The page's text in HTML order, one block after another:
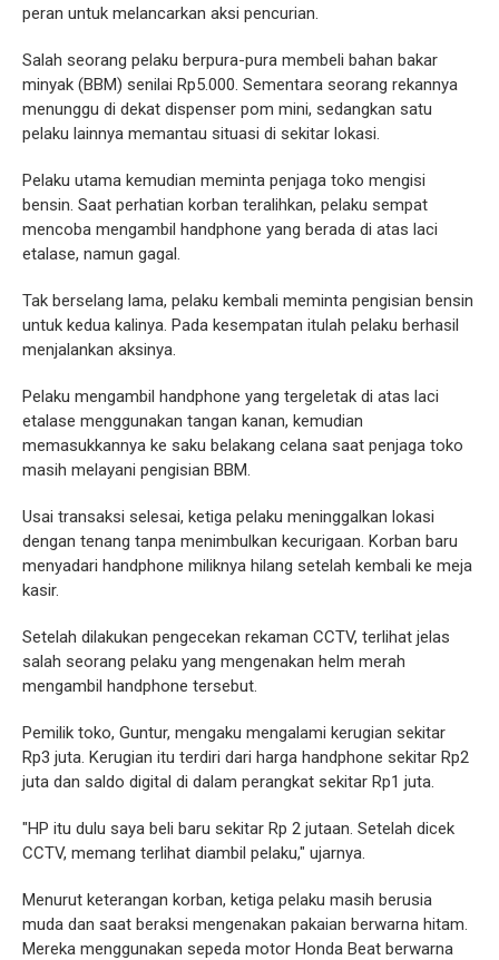
peran untuk melancarkan aksi pencurian.
Salah seorang pelaku berpura-pura membeli bahan bakar
minyak (BBM) senilai Rp5.000. Sementara seorang rekannya
menunggu di dekat dispenser pom mini, sedangkan satu
pelaku lainnya memantau situasi di sekitar lokasi.
Pelaku utama kemudian meminta penjaga toko mengisi
bensin. Saat perhatian korban teralihkan, pelaku sempat
mencoba mengambil handphone yang berada di atas laci
etalase, namun gagal.
Tak berselang lama, pelaku kembali meminta pengisian bensin
untuk kedua kalinya. Pada kesempatan itulah pelaku berhasil
menjalankan aksinya.
Pelaku mengambil handphone yang tergeletak di atas laci
etalase menggunakan tangan kanan, kemudian
memasukkannya ke saku belakang celana saat penjaga toko
masih melayani pengisian BBM.
Usai transaksi selesai, ketiga pelaku meninggalkan lokasi
dengan tenang tanpa menimbulkan kecurigaan. Korban baru
menyadari handphone miliknya hilang setelah kembali ke meja
kasir.
Setelah dilakukan pengecekan rekaman CCTV, terlihat jelas
salah seorang pelaku yang mengenakan helm merah
mengambil handphone tersebut.
Pemilik toko, Guntur, mengaku mengalami kerugian sekitar
Rp3 juta. Kerugian itu terdiri dari harga handphone sekitar Rp2
juta dan saldo digital di dalam perangkat sekitar Rp1 juta.
"HP itu dulu saya beli baru sekitar Rp 2 jutaan. Setelah dicek
CCTV, memang terlihat diambil pelaku," ujarnya.
Menurut keterangan korban, ketiga pelaku masih berusia
muda dan saat beraksi mengenakan pakaian berwarna hitam.
Mereka menggunakan sepeda motor Honda Beat berwarna